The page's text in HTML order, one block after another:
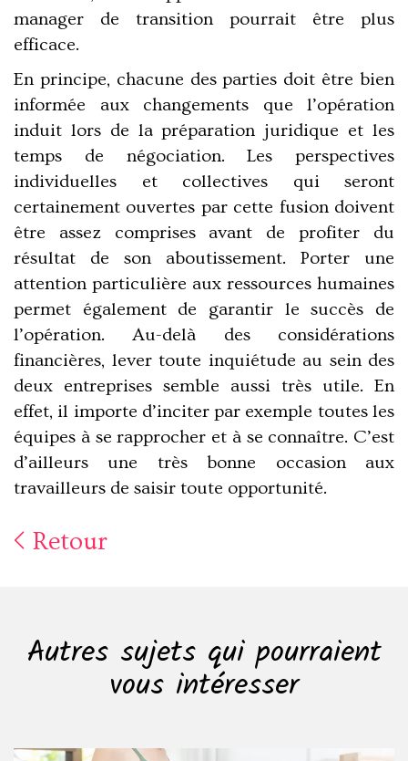
manager de transition pourrait être plus
efficace.
En principe, chacune des parties doit être bien
informée aux changements que l’opération
induit lors de la préparation juridique et les
temps de négociation. Les perspectives
individuelles et collectives qui seront
certainement ouvertes par cette fusion doivent
être assez comprises avant de profiter du
résultat de son aboutissement. Porter une
attention particulière aux ressources humaines
permet également de garantir le succès de
l’opération. Au-delà des considérations
financières, lever toute inquiétude au sein des
deux entreprises semble aussi très utile. En
effet, il importe d’inciter par exemple toutes les
équipes à se rapprocher et à se connaître. C’est
d’ailleurs une très bonne occasion aux
travailleurs de saisir toute opportunité.
Retour
Autres sujets qui pourraient
vous intéresser